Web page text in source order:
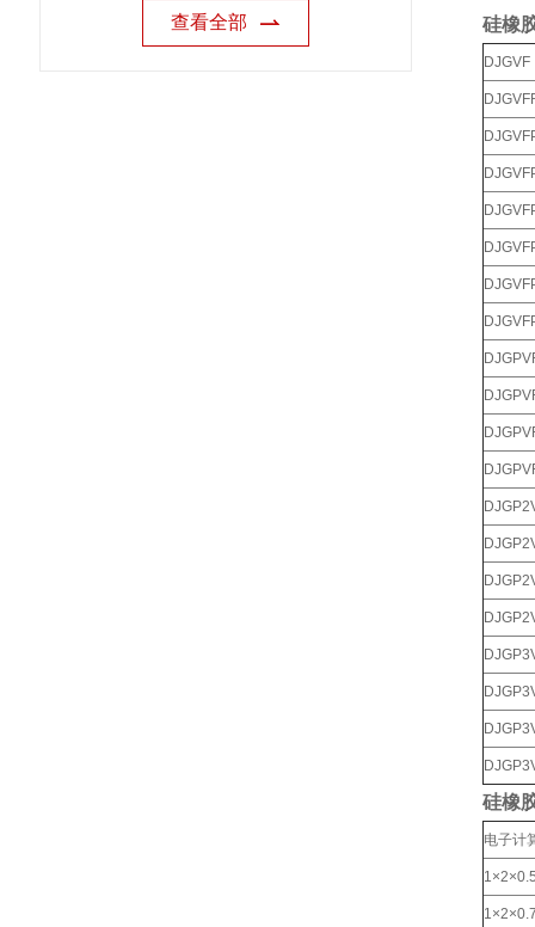
查看全部
硅橡
DJGVF
硅橡
电子计